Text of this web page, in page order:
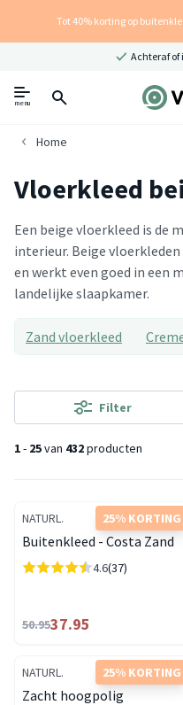
Tot 40% korting op
Achteraf of
menu
Home
Vloerkleed
Een beige vloerkleed is de
interieur. Beige
en werkt even goed in een
landelijke slaapkamer.
Zand vloerkleed
1- 25van 432producten
Filter
25% KORTING
NATURL.
Buitenkleed - Costa Zand
4.6(37)
50.9537.95
25% KORTING
NATURL.
Zacht hoogpolig